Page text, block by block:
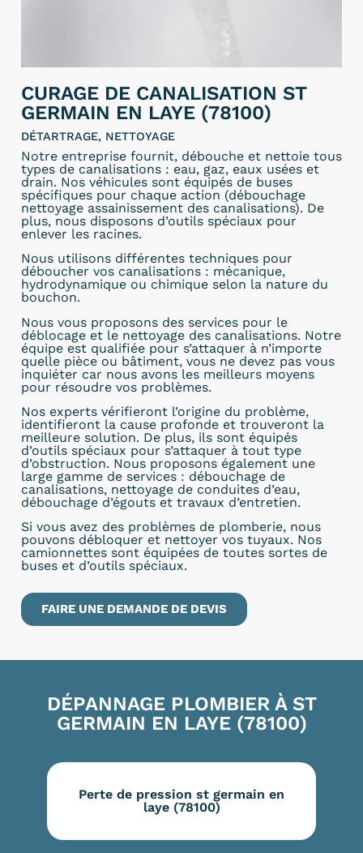
CURAGE DE CANALISATION ST
GERMAIN EN LAYE (78100)
DÉTARTRAGE, NETTOYAGE
Notre entreprise fournit, débouche et nettoie tous
types de canalisations : eau, gaz, eaux usées et
drain. Nos véhicules sont équipés de buses
spécifiques pour chaque action (débouchage
nettoyage assainissement des canalisations). De
plus, nous disposons d’outils spéciaux pour
enlever les racines.
Nous utilisons différentes techniques pour
déboucher vos canalisations : mécanique,
hydrodynamique ou chimique selon la nature du
bouchon.
Nous vous proposons des services pour le
déblocage et le nettoyage des canalisations. Notre
équipe est qualifiée pour s’attaquer à n’importe
quelle pièce ou bâtiment, vous ne devez pas vous
inquiéter car nous avons les meilleurs moyens
pour résoudre vos problèmes.
Nos experts vérifieront l’origine du problème,
identifieront la cause profonde et trouveront la
meilleure solution. De plus, ils sont équipés
d’outils spéciaux pour s’attaquer à tout type
d’obstruction. Nous proposons également une
large gamme de services : débouchage de
canalisations, nettoyage de conduites d’eau,
débouchage d’égouts et travaux d’entretien.
Si vous avez des problèmes de plomberie, nous
pouvons débloquer et nettoyer vos tuyaux. Nos
camionnettes sont équipées de toutes sortes de
buses et d’outils spéciaux.
FAIRE UNE DEMANDE DE DEVIS
DÉPANNAGE PLOMBIER À ST
GERMAIN EN LAYE (78100)
Perte de pression st germain en
laye (78100)